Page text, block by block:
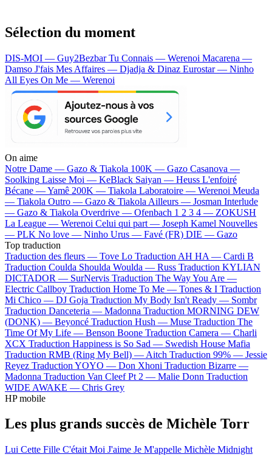
Sélection du moment
DIS-MOI — Guy2BezbarTu Connais — Werenoi Macarena —
Damso J'fais Mes Affaires — Djadja & Dinaz Eurostar — Ninho
All Eyes On Me — Werenoi
On aime
Notre Dame — Gazo & Tiakola 100K — Gazo Casanova —
Soolking Laisse Moi — KeBlack Saiyan — Heuss L'enfoiré
Bécane —Yamê 200K — Tiakola Laboratoire — Werenoi Meuda
— Tiakola Outro — Gazo & Tiakola Ailleurs — Josman Interlude
— Gazo & Tiakola Overdrive — Ofenbach 1 2 3 4 — ZOKUSH
La League — Werenoi Celui qui part — Joseph Kamel Nouvelles
— PLK No love — Ninho Urus — Favé (FR) DIE — Gazo
Top traduction
Traduction des fleurs — Tove Lo Traduction AH HA — Cardi B
Traduction Coulda Shoulda Woulda — Russ Traduction KYLIAN
DICTADOR — SurNervis Traduction The Way You Are —
Electric Callboy Traduction Home To Me — Tones & I Traduction
Mi Chico — DJ Goja Traduction My Body Isn't Ready — Sombr
Traduction Danceteria — Madonna Traduction MORNING DEW
(DONK) — Beyoncé Traduction Hush — Muse Traduction The
Time Of My Life — Benson Boone Traduction Camera — Charli
XCX Traduction Happiness is So Sad — Swedish House Mafia
Traduction RMB (Ring My Bell) — Aitch Traduction 99% — Jessie
Reyez Traduction YOYO — Don Xhoni Traduction Bizarre —
Madonna Traduction Van Cleef Pt 2 — Malie Donn Traduction
WIDE AWAKE — Chris Grey
HP mobile
Les plus grands succès de Michèle Torr
Lui Cette Fille C'était Moi J'aime Je M'appelle Michèle Midnight